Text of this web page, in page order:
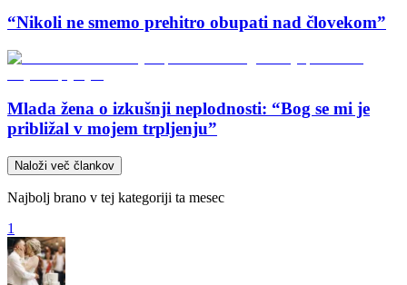
“Nikoli ne smemo prehitro obupati nad človekom”
Mlada žena o izkušnji neplodnosti: “Bog se mi je
približal v mojem trpljenju”
Naloži več člankov
Najbolj brano v tej kategoriji ta mesec
1